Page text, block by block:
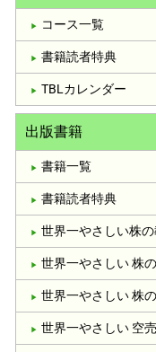
コース一覧
書籍読者特典
TBLカレンダー
出版書籍
書籍一覧
書籍読者特典
世界一やさしい株
世界一やさしい 株
世界一やさしい 株
世界一やさしい 空